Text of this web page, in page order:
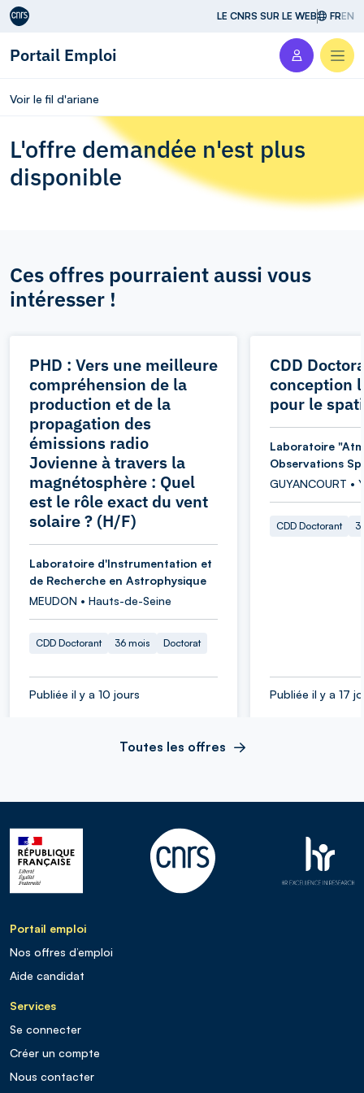
Aller au contenu LE CNRS SUR LE WEB FREN
Portail Emploi
Voir le fil d'ariane
L'offre demandée n'est plus
disponible
Ces offres pourraient aussi vous
intéresser !
PHD : Vers une meilleure
compréhension de la
production et de la
propagation des
émissions radio
Jovienne à travers la
magnétosphère : Quel
est le rôle exact du vent
solaire ? (H/F)
Laboratoire d'Instrumentation et
de Recherche en Astrophysique
MEUDON • Hauts-de-Seine
CDD Doctorant 36 mois Doctorat
Publiée il y a 10 jours
CDD
conception
pour le
Laboratoire
Observations
GUYANCOURT •
CDD Doctorant
Publiée il y a 17
Toutes les offres
Portail emploi
Nos offres d’emploi
Aide candidat
Services
Se connecter
Créer un compte
Nous contacter